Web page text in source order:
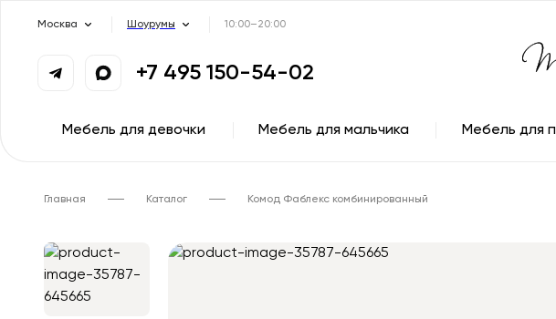
Москва Шоурумы 10:00–20:00
+7 495 150-54-02
Мебель для девочки Мебель для мальчика Мебель для
Главная Каталог Комод Фаблекс комбинированный